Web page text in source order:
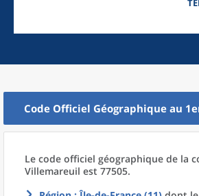
Code Officiel Géographique au
Le code officiel géographique de la
Villemareuil est 77505.